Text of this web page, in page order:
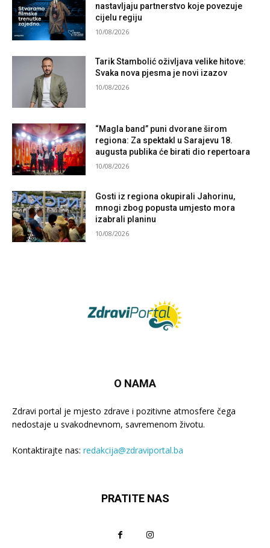
nastavljaju partnerstvo koje povezuje
cijelu regiju
10/08/2026
Tarik Stambolić oživljava velike hitove:
Svaka nova pjesma je novi izazov
10/08/2026
“Magla band” puni dvorane širom
regiona: Za spektakl u Sarajevu 18.
augusta publika će birati dio repertoara
10/08/2026
Gosti iz regiona okupirali Jahorinu,
mnogi zbog popusta umjesto mora
izabrali planinu
10/08/2026
O NAMA
Zdravi portal je mjesto zdrave i pozitivne atmosfere čega
nedostaje u svakodnevnom, savremenom životu.
Kontaktirajte nas: redakcija@zdraviportal.ba
PRATITE NAS